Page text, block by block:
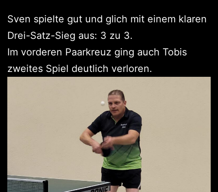
Sven spielte gut und glich mit einem klaren
Drei-Satz-Sieg aus: 3 zu 3.
Im vorderen Paarkreuz ging auch Tobis
zweites Spiel deutlich verloren.